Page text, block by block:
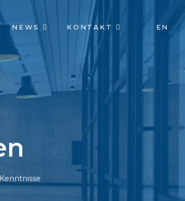
NEWS KONTAKT EN